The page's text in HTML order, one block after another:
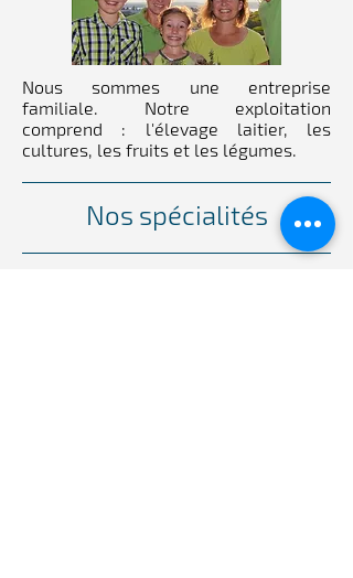
Nous sommes une entreprise
familiale. Notre exploitation
comprend : l'élevage laitier, les
cultures, les fruits et les légumes.
Nos spécialités